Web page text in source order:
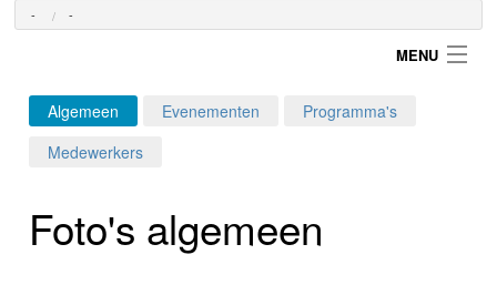
- -
MENU
Login
Programma's
Algemeen Evenementen
Programma's
Medewerkers
Foto's algemeen